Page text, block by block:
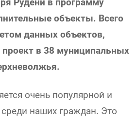
Рудени в программу
объекты. Всего
данных объектов,
проект в 38 муниципальных
очень популярной и
наших граждан. Это